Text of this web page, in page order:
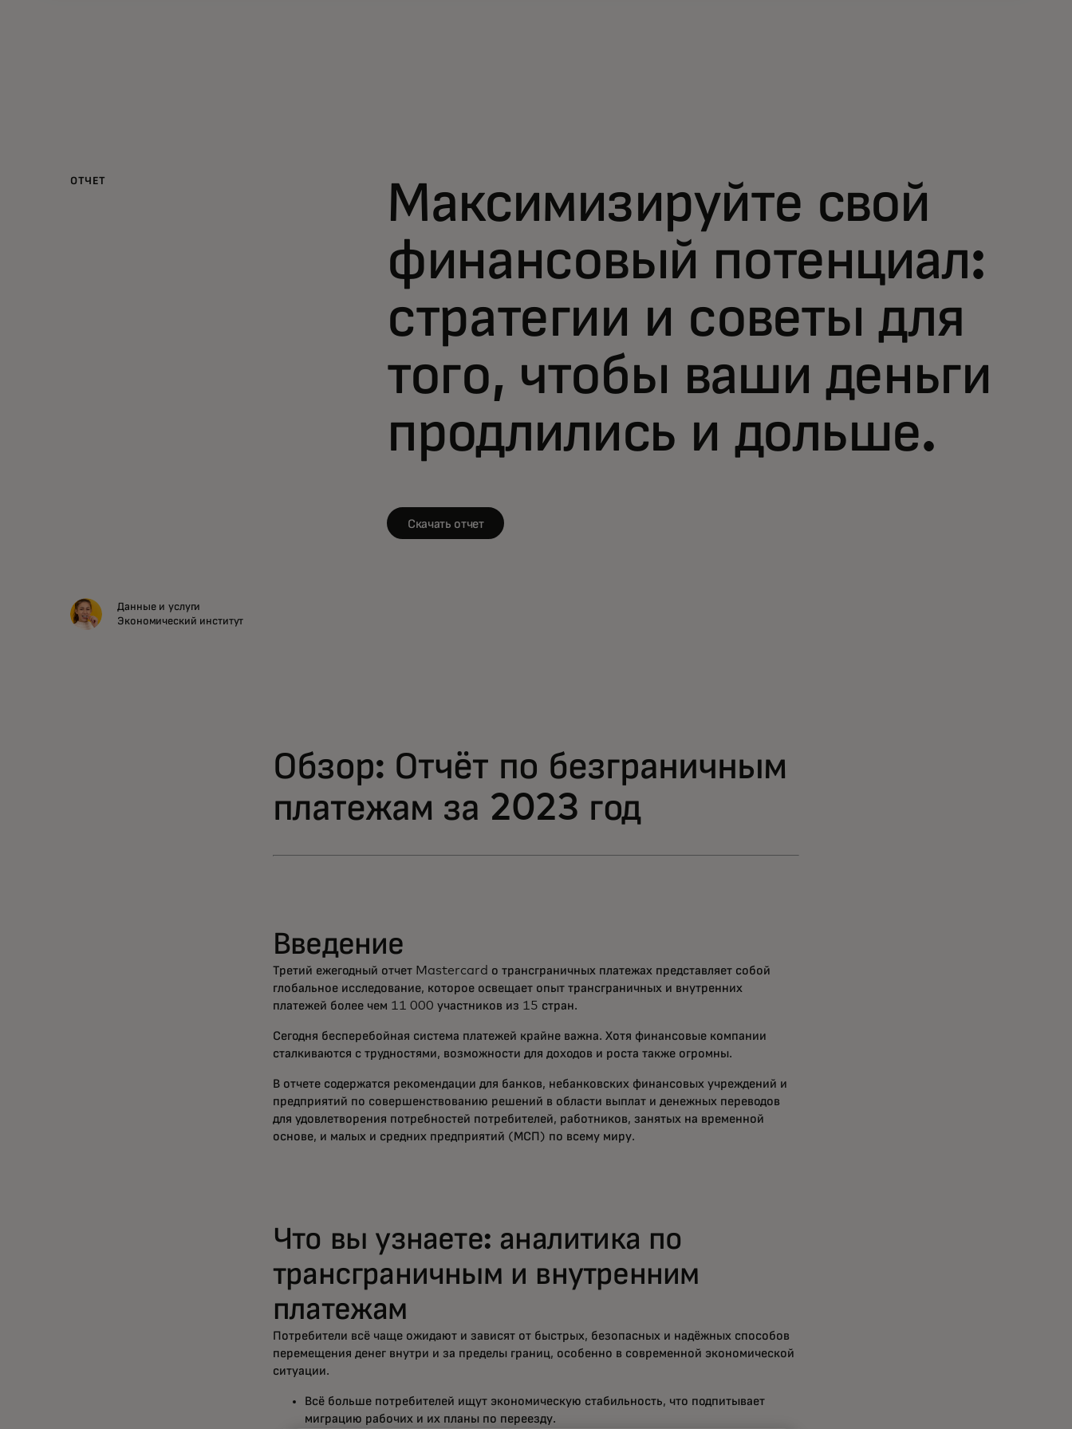
ОТЧЕТ
Максимизируйте свой
финансовый потенциал:
стратегии и советы для
того, чтобы ваши деньги
продлились и дольше.
Скачать отчет
Данные и услуги
Экономический институт
Обзор: Отчёт по безграничным
платежам за 2023 год
Введение
Третий ежегодный отчет Mastercard о трансграничных платежах представляет собой
глобальное исследование, которое освещает опыт трансграничных и внутренних
платежей более чем 11 000 участников из 15 стран.
Сегодня бесперебойная система платежей крайне важна. Хотя финансовые компании
сталкиваются с трудностями, возможности для доходов и роста также огромны.
В отчете содержатся рекомендации для банков, небанковских финансовых учреждений и
предприятий по совершенствованию решений в области выплат и денежных переводов
для удовлетворения потребностей потребителей, работников, занятых на временной
основе, и малых и средних предприятий (МСП) по всему миру.
Что вы узнаете: аналитика по
трансграничным и внутренним
платежам
Потребители всё чаще ожидают и зависят от быстрых, безопасных и надёжных способов
перемещения денег внутри и за пределы границ, особенно в современной экономической
ситуации.
Всё больше потребителей ищут экономическую стабильность, что подпитывает
миграцию рабочих и их планы по переезду.